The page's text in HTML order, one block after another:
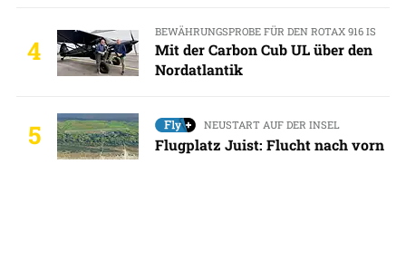
4
BEWÄHRUNGSPROBE FÜR DEN ROTAX 916 IS
Mit der Carbon Cub UL über den
Nordatlantik
5 NEUSTART AUF DER INSEL
Flugplatz Juist: Flucht nach vorn